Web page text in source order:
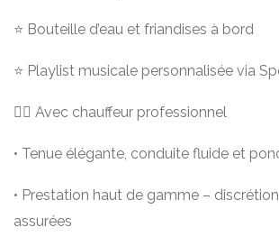
⭐️ Bouteille d’eau et friandises à bord
⭐️ Playlist musicale personnalisée via
👨‍✈️ Avec chauffeur professionnel
• Tenue élégante, conduite fluide et
• Prestation haut de gamme –
assurées